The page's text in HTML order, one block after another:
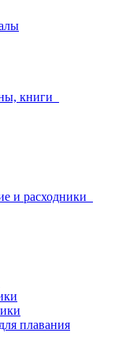
книги
и расходники
плавания